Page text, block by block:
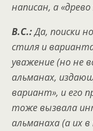
написан, а
В.С.:Да, поиски
стиля и
уважение (но не
альманах,
вариант», и его
тоже вызвала
альманаха (а их